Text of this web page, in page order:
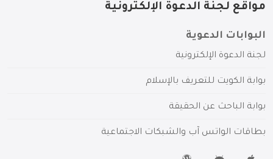
مواقع لجنة الدعوة الإلكترونية
البوابات الدعوية
لجنة الدعوة الإلكترونية
بوابة الكويت للتعريف بالإسلام
بوابة الباحث عن الحقيقة
بطاقات الواتس آب والشبكات الاجتماعية